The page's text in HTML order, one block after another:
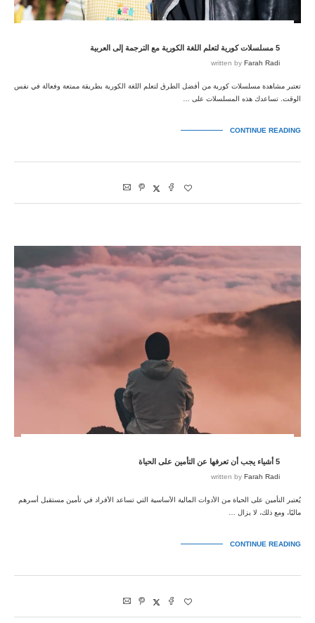
5 مسلسلات كورية لتعلم اللغة الكورية مع الترجمة إلى العربية
written by Farah Radi
تعتبر مشاهدة مسلسلات كورية من أفضل الطرق لتعلم اللغة الكورية بطريقة ممتعة وفعالة في نفس
الوقت. تساعدك هذه المسلسلات على …
CONTINUE READING
5 أشياء يجب أن تعرفها عن التأمين على الحياة
written by Farah Radi
يُعتبر التأمين على الحياة من الأدوات المالية الأساسية التي تساعد الأفراد في تأمين مستقبل أسرهم
ماليًا، ومع ذلك، لا يزال …
CONTINUE READING